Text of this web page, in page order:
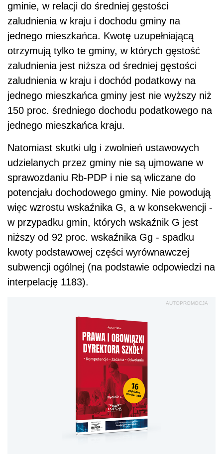
gminie, w relacji do średniej gęstości
zaludnienia w kraju i dochodu gminy na
jednego mieszkańca. Kwotę uzupełniającą
otrzymują tylko te gminy, w których gęstość
zaludnienia jest niższa od średniej gęstości
zaludnienia w kraju i dochód podatkowy na
jednego mieszkańca gminy jest nie wyższy niż
150 proc. średniego dochodu podatkowego na
jednego mieszkańca kraju.
Natomiast skutki ulg i zwolnień ustawowych
udzielanych przez gminy nie są ujmowane w
sprawozdaniu Rb-PDP i nie są wliczane do
potencjału dochodowego gminy. Nie powodują
więc wzrostu wskaźnika G, a w konsekwencji -
w przypadku gmin, których wskaźnik G jest
niższy od 92 proc. wskaźnika Gg - spadku
kwoty podstawowej części wyrównawczej
subwencji ogólnej (na podstawie odpowiedzi na
interpelację 1183).
AUTOPROMOCJA